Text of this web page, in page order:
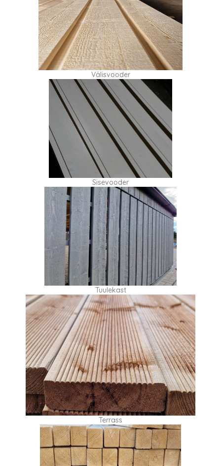
Välisvooder
Sisevooder
Tuulekast
Terrass